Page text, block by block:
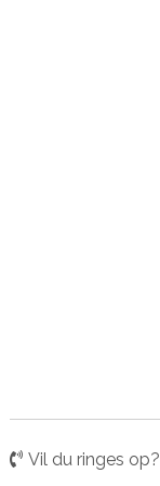
Vil du ringes op?